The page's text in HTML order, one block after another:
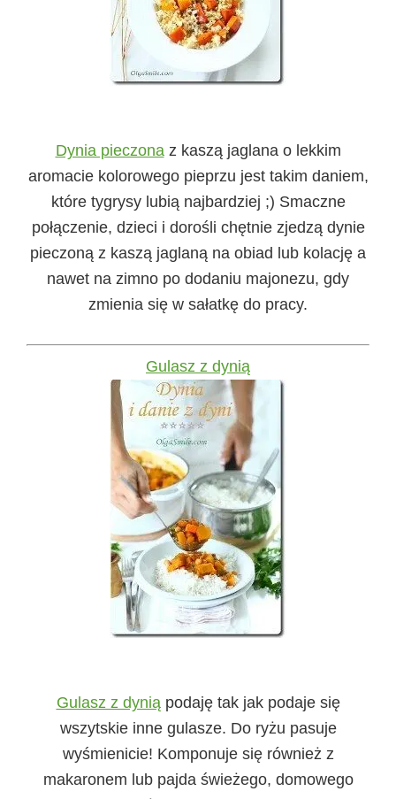
Dynia pieczona z kaszą jaglana o lekkim
aromacie kolorowego pieprzu jest takim daniem,
które tygrysy lubią najbardziej ;) Smaczne
połączenie, dzieci i dorośli chętnie zjedzą dynie
pieczoną z kaszą jaglaną na obiad lub kolację a
nawet na zimno po dodaniu majonezu, gdy
zmienia się w sałatkę do pracy.
Gulasz z dynią
Gulasz z dyniąpodaję tak jak podaje się
wszytskie inne gulasze. Do ryżu pasuje
wyśmienicie! Komponuje się również z
makaronem lub pajda świeżego, domowego